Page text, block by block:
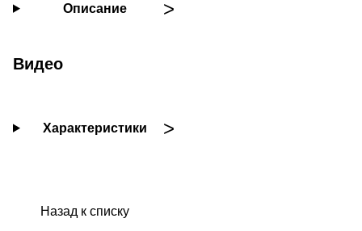
Описание
Видео
Характеристики
Назад к списку